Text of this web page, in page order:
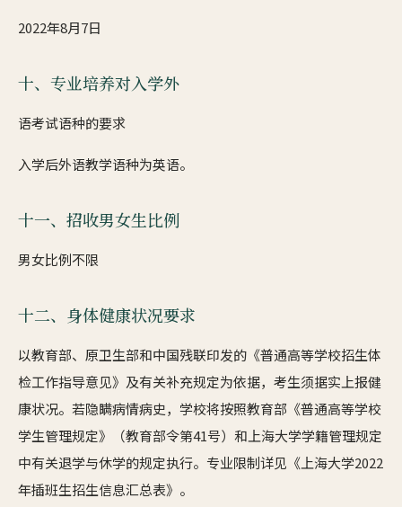
2022年8月7日
十、专业培养对入学外
语考试语种的要求
入学后外语教学语种为英语。
十一、招收男女生比例
男女比例不限
十二、身体健康状况要求
以教育部、原卫生部和中国残联印发的《普通高等学校招生体
检工作指导意见》及有关补充规定为依据，考生须据实上报健
康状况。若隐瞒病情病史，学校将按照教育部《普通高等学校
学生管理规定》（教育部令第41号）和上海大学学籍管理规定
中有关退学与休学的规定执行。专业限制详见《上海大学2022
年插班生招生信息汇总表》。